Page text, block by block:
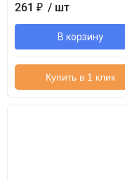
261 ₽ / шт
В корзину
Купить в 1 клик